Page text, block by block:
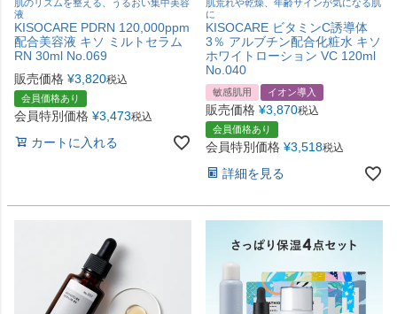
肌のリズムを整える、うるおい集中美容
液
KISOCARE PDRN 120,000ppm
配合美容液 キソ ミルトセラム
RN 30ml No.069
販売価格 ¥3,820税込
会員価格あり
会員特別価格 ¥3,473税込
カートに入れる
肌荒れや乾燥、年齢サインが気になる肌
に
KISOCARE ビタミンC誘導体
3％ アルブチン配合化粧水 キソ
ホワイトローション VC 120ml
No.040
敏感肌用 イオン導入
販売価格 ¥3,870税込
会員価格あり
会員特別価格 ¥3,518税込
詳細を見る